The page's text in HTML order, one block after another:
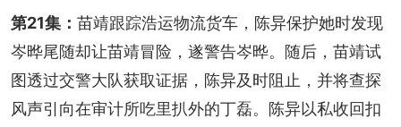
第21集： 苗靖跟踪浩运物流货车，陈异保护她时发现
岑晔尾随却让苗靖冒险，遂警告岑晔。随后，苗靖试
图透过交警大队获取证据，陈异及时阻止，并将查探
风声引向在审计所吃里扒外的丁磊。陈异以私收回扣